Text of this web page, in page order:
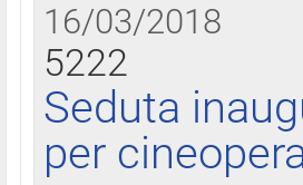
16/03/2018
5222
Seduta
per